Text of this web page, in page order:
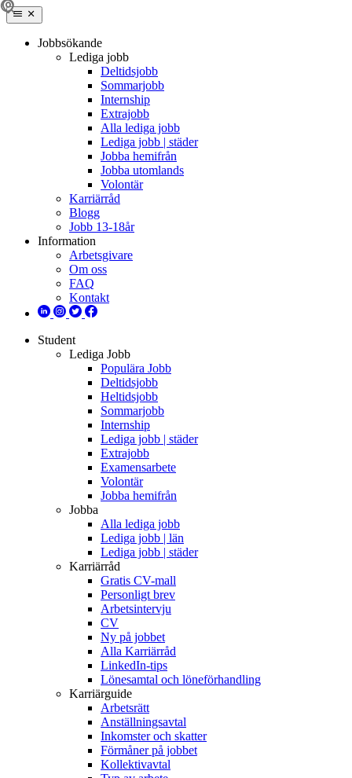
Jobbsökande
Lediga jobb
Deltidsjobb
Sommarjobb
Internship
Extrajobb
Alla lediga jobb
Lediga jobb | städer
Jobba hemifrån
Jobba utomlands
Volontär
Karriärråd
Blogg
Jobb 13-18år
Information
Arbetsgivare
Om oss
FAQ
Kontakt
Student
Lediga Jobb
Populära Jobb
Deltidsjobb
Heltidsjobb
Sommarjobb
Internship
Lediga jobb | städer
Extrajobb
Examensarbete
Volontär
Jobba hemifrån
Jobba
Alla lediga jobb
Lediga jobb | län
Lediga jobb | städer
Karriärråd
Gratis CV-mall
Personligt brev
Arbetsintervju
CV
Ny på jobbet
Alla Karriärråd
LinkedIn-tips
Lönesamtal och löneförhandling
Karriärguide
Arbetsrätt
Anställningsavtal
Inkomster och skatter
Förmåner på jobbet
Kollektivavtal